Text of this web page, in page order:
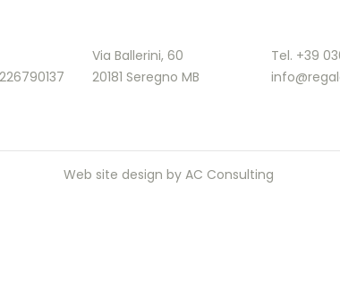
Via Ballerini, 60
20181 Seregno MB
Tel. +39
Web site design by AC Consulting